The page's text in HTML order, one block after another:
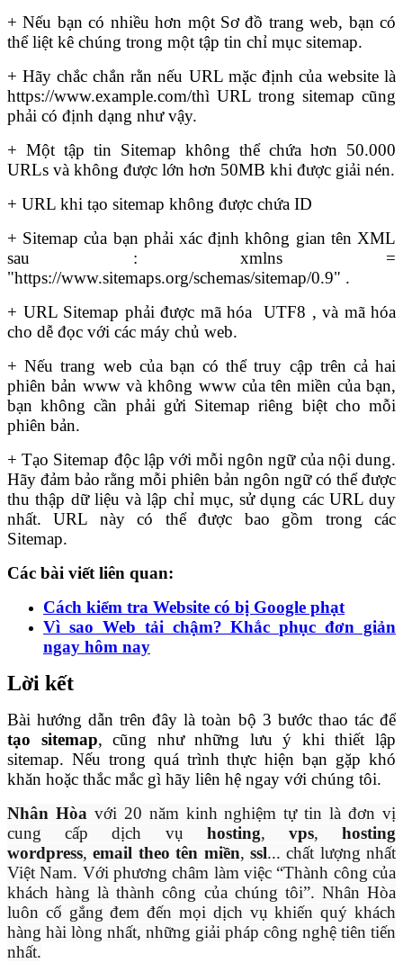
+ Nếu bạn có nhiều hơn một Sơ đồ trang web, bạn có
thể liệt kê chúng trong một tập tin chỉ mục sitemap.
+ Hãy chắc chắn rằn nếu URL mặc định của website là
https://www.example.com/thì URL trong sitemap cũng
phải có định dạng như vậy.
+ Một tập tin Sitemap không thể chứa hơn 50.000
URLs và không được lớn hơn 50MB khi được giải nén.
+ URL khi tạo sitemap không được chứa ID
+ Sitemap của bạn phải xác định không gian tên XML
sau : xmlns =
"https://www.sitemaps.org/schemas/sitemap/0.9" .
+ URL Sitemap phải được mã hóa UTF8 , và mã hóa
cho dễ đọc với các máy chủ web.
+ Nếu trang web của bạn có thể truy cập trên cả hai
phiên bản www và không www của tên miền của bạn,
bạn không cần phải gửi Sitemap riêng biệt cho mỗi
phiên bản.
+ Tạo Sitemap độc lập với mỗi ngôn ngữ của nội dung.
Hãy đảm bảo rằng mỗi phiên bản ngôn ngữ có thể được
thu thập dữ liệu và lập chỉ mục, sử dụng các URL duy
nhất. URL này có thể được bao gồm trong các
Sitemap.
Các bài viết liên quan:
Cách kiểm tra Website có bị Google phạt
Vì sao Web tải chậm? Khắc phục đơn giản
ngay hôm nay
Lời kết
Bài hướng dẫn trên đây là toàn bộ 3 bước thao tác để
tạo sitemap, cũng như những lưu ý khi thiết lập
sitemap. Nếu trong quá trình thực hiện bạn gặp khó
khăn hoặc thắc mắc gì hãy liên hệ ngay với chúng tôi.
Nhân Hòa với 20 năm kinh nghiệm tự tin là đơn vị
cung cấp dịch vụ hosting, vps,hosting
wordpress,email theo tên miền, ssl... chất lượng nhất
Việt Nam. Với phương châm làm việc “Thành công của
khách hàng là thành công của chúng tôi”. Nhân Hòa
luôn cố gắng đem đến mọi dịch vụ khiến quý khách
hàng hài lòng nhất, những giải pháp công nghệ tiên tiến
nhất.